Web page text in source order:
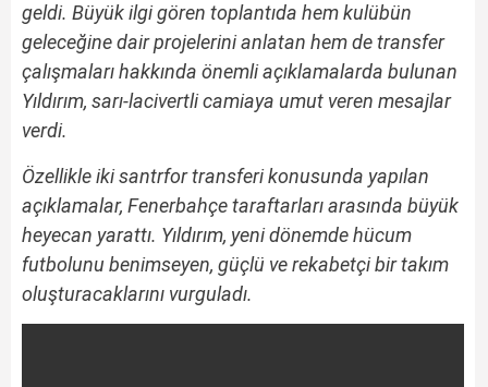
geldi. Büyük ilgi gören toplantıda hem kulübün
geleceğine dair projelerini anlatan hem de transfer
çalışmaları hakkında önemli açıklamalarda bulunan
Yıldırım, sarı-lacivertli camiaya umut veren mesajlar
verdi.
Özellikle iki santrfor transferi konusunda yapılan
açıklamalar, Fenerbahçe taraftarları arasında büyük
heyecan yarattı. Yıldırım, yeni dönemde hücum
futbolunu benimseyen, güçlü ve rekabetçi bir takım
oluşturacaklarını vurguladı.